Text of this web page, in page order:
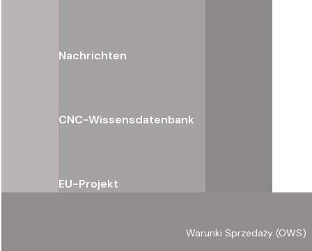
Nachrichten
CNC-Wissensdatenbank
EU-Projekt
Warunki Sprzedaży (OWS)